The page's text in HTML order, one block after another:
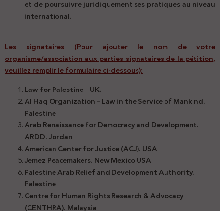
et de poursuivre juridiquement ses pratiques au niveau
international.
Les signataires (Pour ajouter le nom de votre
organisme/association aux parties signataires de la pétition,
veuillez remplir le formulaire ci-dessous):
Law for Palestine – UK.
Al Haq Organization – Law in the Service of Mankind.
Palestine
Arab Renaissance for Democracy and Development.
ARDD. Jordan
American Center for Justice (ACJ). USA
Jemez Peacemakers. New Mexico USA
Palestine Arab Relief and Development Authority.
Palestine
Centre for Human Rights Research & Advocacy
(CENTHRA). Malaysia